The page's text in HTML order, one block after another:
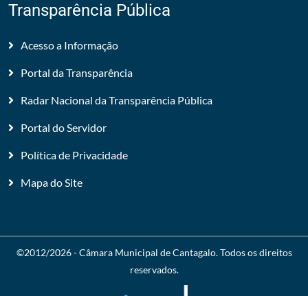
Transparência Pública
Acesso a Informação
Portal da Transparência
Radar Nacional da Transparência Pública
Portal do Servidor
Política de Privacidade
Mapa do Site
©2012/2026 -Câmara Municipal de Cantagalo. Todos os direitos
reservados.